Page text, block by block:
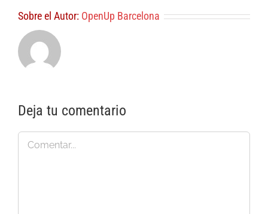
Sobre el Autor: OpenUp Barcelona
Deja tu comentario
Comentar